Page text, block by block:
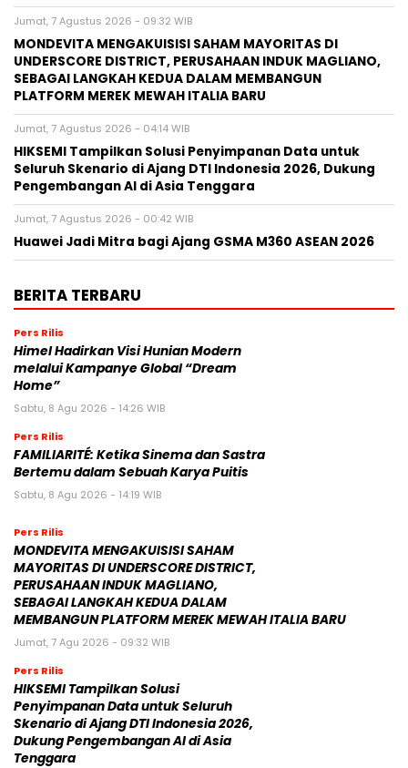
Jumat, 7 Agustus 2026 - 09:32 WIB
MONDEVITA MENGAKUISISI SAHAM MAYORITAS DI
UNDERSCORE DISTRICT, PERUSAHAAN INDUK MAGLIANO,
SEBAGAI LANGKAH KEDUA DALAM MEMBANGUN
PLATFORM MEREK MEWAH ITALIA BARU
Jumat, 7 Agustus 2026 - 04:14 WIB
HIKSEMI Tampilkan Solusi Penyimpanan Data untuk
Seluruh Skenario di Ajang DTI Indonesia 2026, Dukung
Pengembangan AI di Asia Tenggara
Jumat, 7 Agustus 2026 - 00:42 WIB
Huawei Jadi Mitra bagi Ajang GSMA M360 ASEAN 2026
BERITA TERBARU
Pers Rilis
Himel Hadirkan Visi Hunian Modern
melalui Kampanye Global “Dream
Home”
Sabtu, 8 Agu 2026 - 14:26 WIB
Pers Rilis
FAMILIARITÉ: Ketika Sinema dan Sastra
Bertemu dalam Sebuah Karya Puitis
Sabtu, 8 Agu 2026 - 14:19 WIB
Pers Rilis
MONDEVITA MENGAKUISISI SAHAM
MAYORITAS DI UNDERSCORE DISTRICT,
PERUSAHAAN INDUK MAGLIANO,
SEBAGAI LANGKAH KEDUA DALAM
MEMBANGUN PLATFORM MEREK MEWAH ITALIA BARU
Jumat, 7 Agu 2026 - 09:32 WIB
Pers Rilis
HIKSEMI Tampilkan Solusi
Penyimpanan Data untuk Seluruh
Skenario di Ajang DTI Indonesia 2026,
Dukung Pengembangan AI di Asia
Tenggara